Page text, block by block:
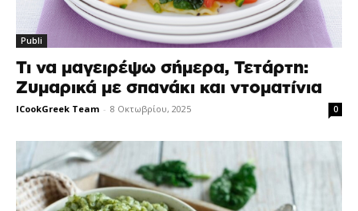
Publi
Τι να μαγειρέψω σήμερα, Τετάρτη:
Ζυμαρικά με σπανάκι και ντοματίνια
ICookGreek Team - 8 Οκτωβρίου, 2025 0